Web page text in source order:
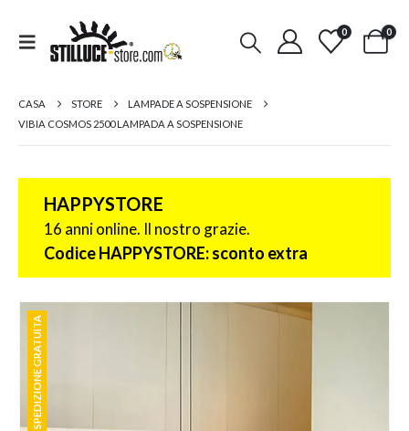
0 0
CASA STORE
LAMPADE A SOSPENSIONE
VIBIA COSMOS 2500 LAMPADA A SOSPENSIONE
HAPPYSTORE
16 anni online. Il nostro grazie.
Codice HAPPYSTORE: sconto extra
SPEDIZIONE GRATUITA
SPEDIZIONE GRATUITA